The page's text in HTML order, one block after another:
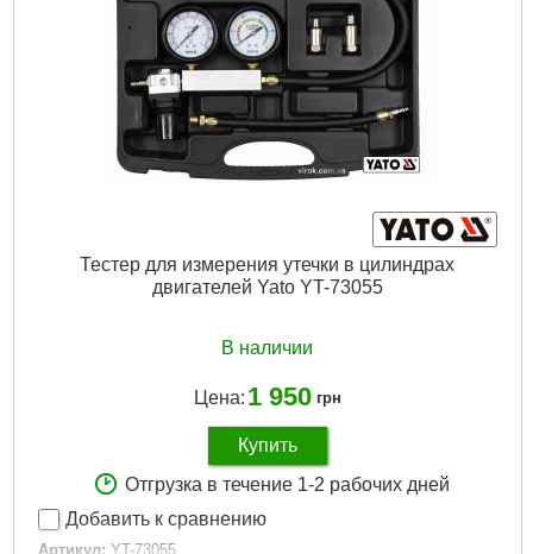
Тестер для измерения утечки в цилиндрах
двигателей Yato YT-73055
В наличии
Цена: 1 950 грн
Купить
Отгрузка в течение 1-2 рабочих дней
Добавить к сравнению
Артикул: YT-73055